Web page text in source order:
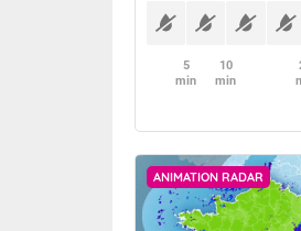
5
min
10
min
ANIMATION RADAR